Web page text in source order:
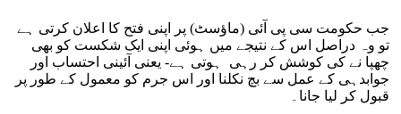
جب حکومت سی پی آئی (ماؤسٹ) پر اپنی فتح کا اعلان کرتی ہے
تو وہ دراصل اس کے نتیجے میں ہوئی اپنی ایک شکست کو بھی
چھپا نے کی کوشش کر رہی ہوتی ہے- یعنی آئینی احتساب اور
جوابدہی کے عمل سے بچ نکلنا اور اس جرم کو معمول کے طور پر
قبول کر لیا جانا۔